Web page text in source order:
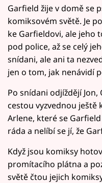
Garfield žije v domě se
komiksovém světě. Je
ke Garfieldovi, ale jeho
pod police, až se celý
snídani, ale ani ta
jen o tom, jak nenávidí
Po snídani odjíždějí
cestou vyzvednou ještě
Arlene, které se
ráda a nelíbí se jí, že
Když jsou komiksy
promítacího plátna a
světě čtou jejich